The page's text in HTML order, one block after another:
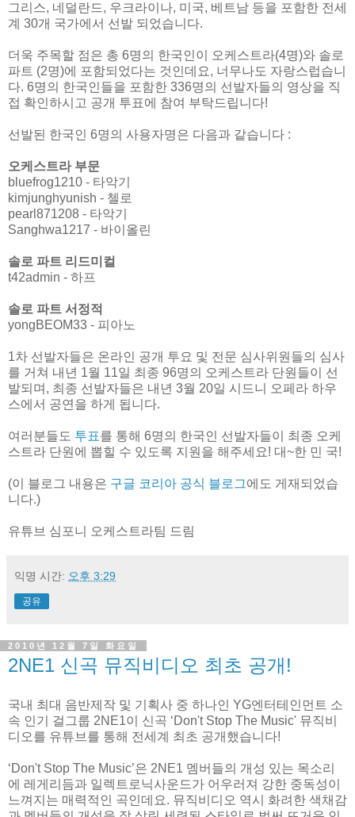
그리스, 네덜란드, 우크라이나, 미국, 베트남 등을 포함한 전세
계 30개 국가에서 선발 되었습니다.
더욱 주목할 점은 총 6명의 한국인이 오케스트라(4명)와 솔로
파트 (2명)에 포함되었다는 것인데요, 너무나도 자랑스럽습니
다. 6명의 한국인들을 포함한 336명의 선발자들의 영상을 직
접 확인하시고 공개 투표에 참여 부탁드립니다!
선발된 한국인 6명의 사용자명은 다음과 같습니다 :
오케스트라 부문
bluefrog1210 - 타악기
kimjunghyunish - 첼로
pearl871208 - 타악기
Sanghwa1217 - 바이올린
솔로 파트 리드미컬
t42admin - 하프
솔로 파트 서정적
yongBEOM33 - 피아노
1차 선발자들은 온라인 공개 투요 및 전문 심사위원들의 심사
를 거쳐 내년 1월 11일 최종 96명의 오케스트라 단원들이 선
발되며, 최종 선발자들은 내년 3월 20일 시드니 오페라 하우
스에서 공연을 하게 됩니다.
여러분들도 투표를 통해 6명의 한국인 선발자들이 최종 오케
스트라 단원에 뽑힐 수 있도록 지원을 해주세요! 대~한 민 국!
(이 블로그 내용은 구글 코리아 공식 블로그에도 게재되었습
니다.)
유튜브 심포니 오케스트라팀 드림
익명 시간: 오후 3:29
공유
2010년 12월 7일 화요일
2NE1 신곡 뮤직비디오 최초 공개!
국내 최대 음반제작 및 기획사 중 하나인 YG엔터테인먼트 소
속 인기 걸그룹 2NE1이 신곡 ‘Don't Stop The Music' 뮤직비
디오를 유튜브를 통해 전세계 최초 공개했습니다!
‘Don't Stop The Music’은 2NE1 멤버들의 개성 있는 목소리
에 레게리듬과 일렉트로닉사운드가 어우러져 강한 중독성이
느껴지는 매력적인 곡인데요. 뮤직비디오 역시 화려한 색채감